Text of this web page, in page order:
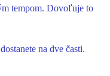
tempom. Dovoľuje to
na dve časti.